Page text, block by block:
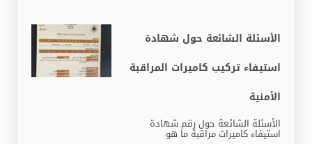
الأسئلة الشائعة حول شهادة
استيفاء تركيب كاميرات المراقبة
الأمنية
الأسئلة الشائعة حول رقم شهادة
استيفاء كاميرات مراقبة ما هو